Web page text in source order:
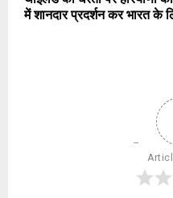
में शानदार प्रदर्शन कर भारत के